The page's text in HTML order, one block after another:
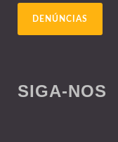
DENÚNCIAS
SIGA-NOS